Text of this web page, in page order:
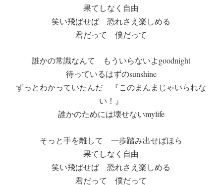
果てしなく自由
笑い飛ばせば 恐れさえ楽しめる
君だって 僕だって
誰かの常識なんて もういらないよgoodnight
待っているはずのsunshine
ずっとわかっていたんだ 『このまんまじゃいられな
い！』
誰かのためには壊せないmylife
そっと手を離して 一歩踏み出せばほら
果てしなく自由
笑い飛ばせば 恐れさえ楽しめる
君だって 僕だって